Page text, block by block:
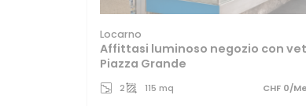
Locarno
Affittasi luminoso negozio con
Piazza Grande
2 115 mq CHF 0/